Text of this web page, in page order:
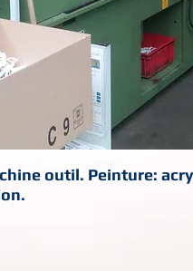
outil. Peinture: